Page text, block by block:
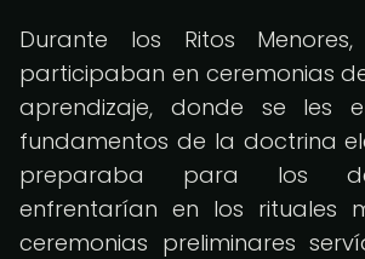
Durante los Ritos
participaban en ceremonias
aprendizaje, donde se les
fundamentos de la doctrina
preparaba para los
enfrentarían en los rituales
ceremonias preliminares